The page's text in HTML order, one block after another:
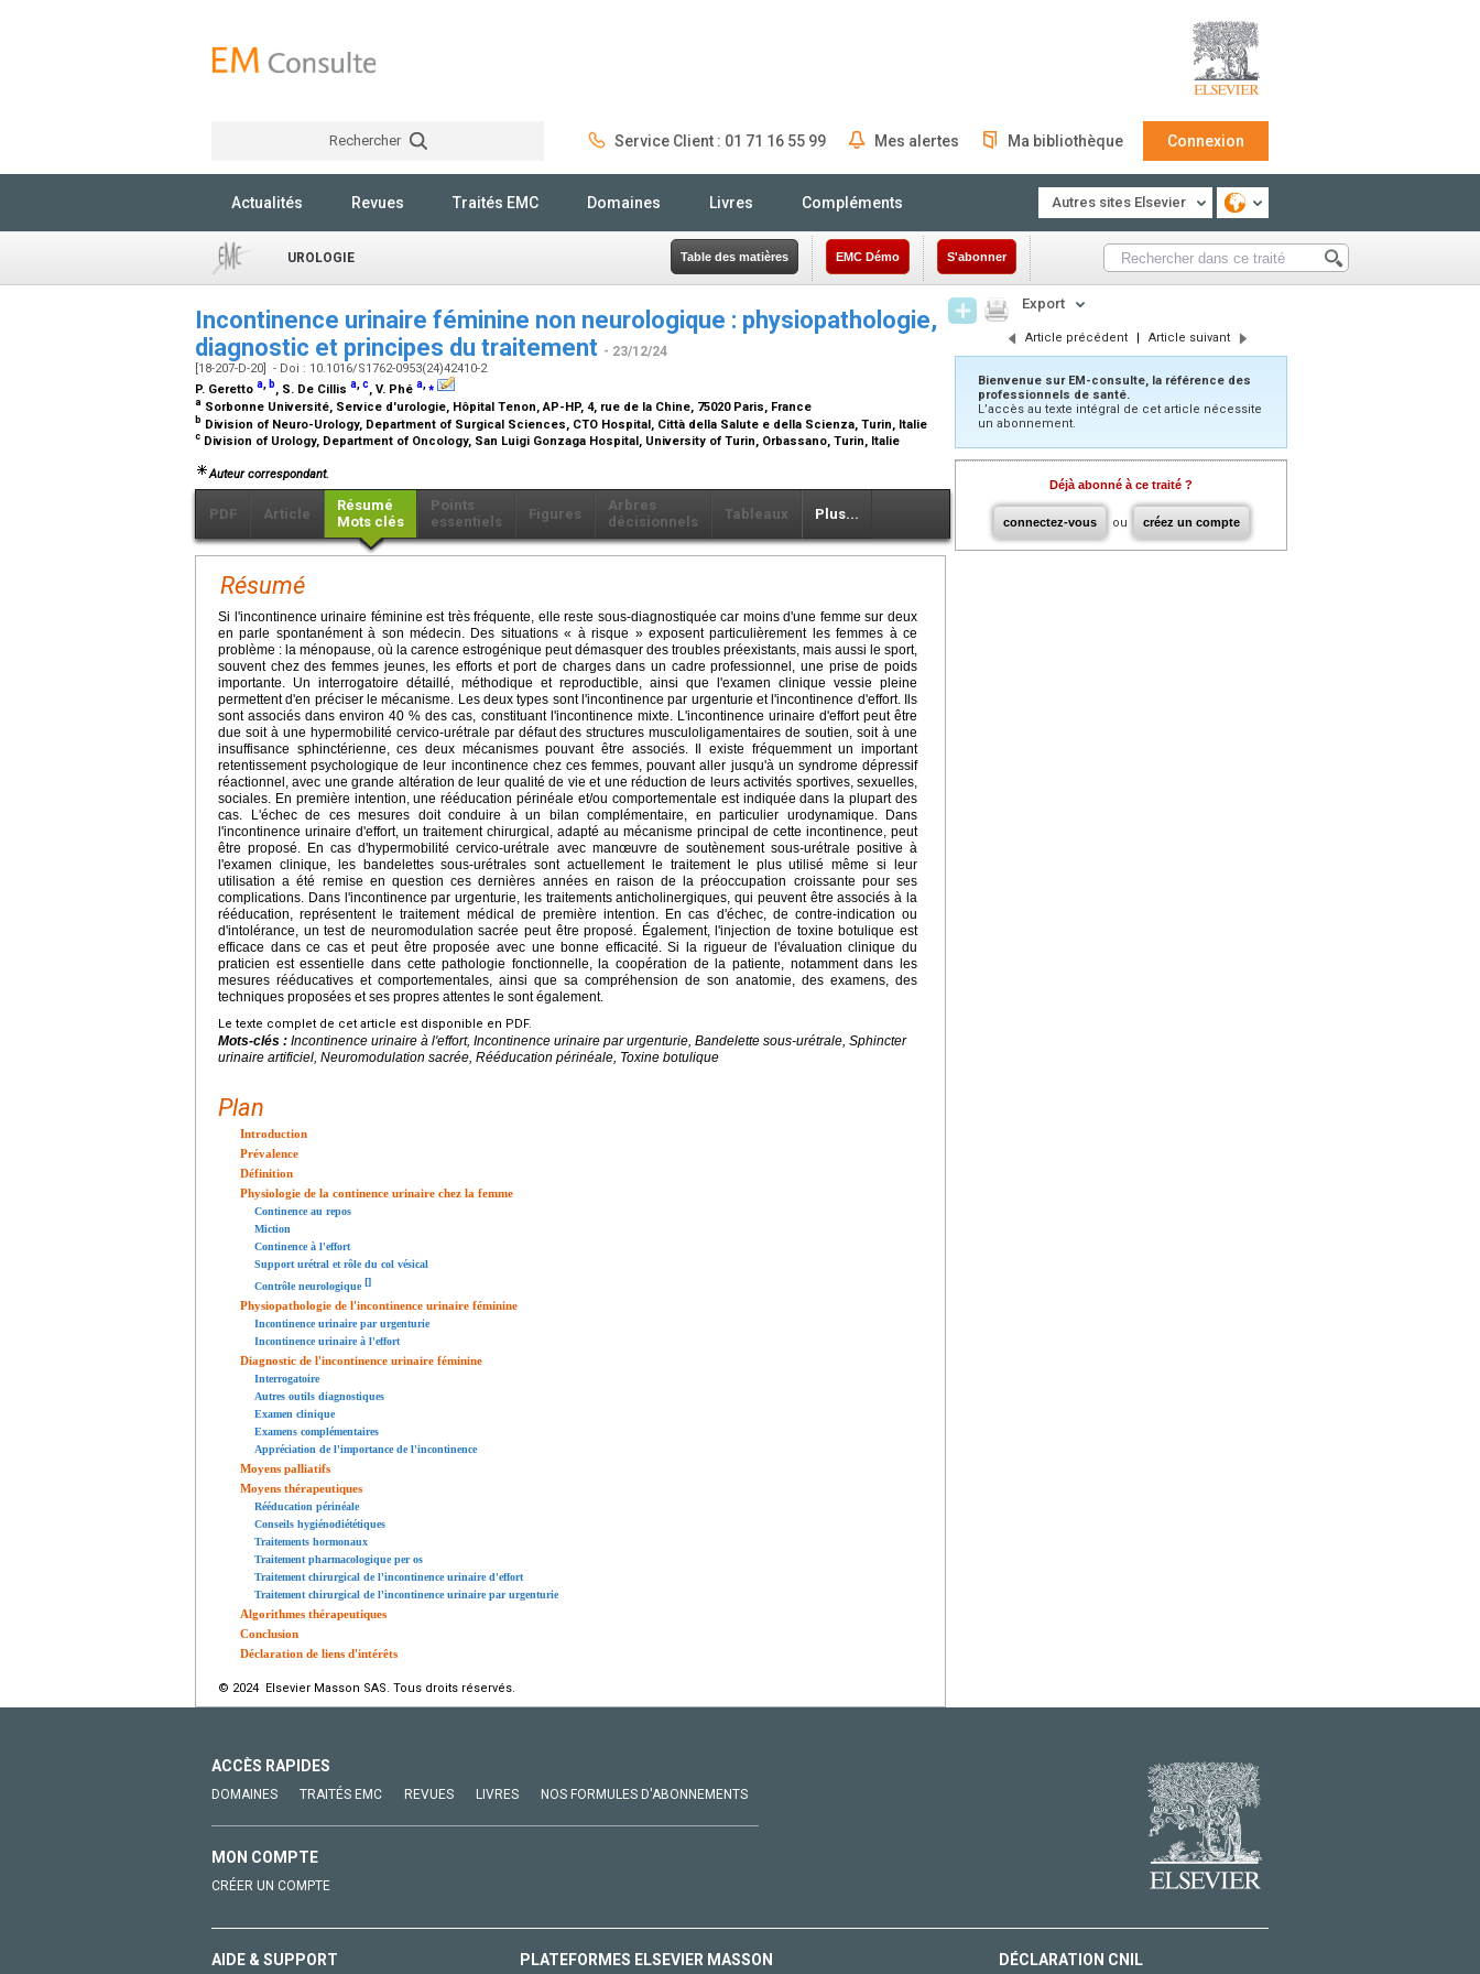
Rechercher Service Client : 01 71 16 55 99 Mes alertes Ma bibliothèque Connexion
Actualités Revues Traités EMC Domaines Livres Compléments Autres sites Elsevier
UROLOGIE Table des matières EMC Démo S'abonner
Incontinence urinaire féminine non neurologique : physiopathologie,
diagnostic et principes du traitement - 23/12/24
[18-207-D-20] - Doi : 10.1016/S1762-0953(24)42410-2
P. Geretto a, b, S. De Cillis a,c, V. Phé a,⁎
a Sorbonne Université, Service d'urologie, Hôpital Tenon, AP-HP, 4, rue de la Chine, 75020 Paris, France
b Division of Neuro-Urology, Department of Surgical Sciences, CTO Hospital, Città della Salute e della Scienza, Turin, Italie
c Division of Urology, Department of Oncology, San Luigi Gonzaga Hospital, University of Turin, Orbassano, Turin, Italie
Auteur correspondant.
PDF Article
Résumé
Mots clés
Points
essentiels
Figures
Arbres
décisionnels
Tableaux Plus...
Résumé
Si l'incontinence urinaire féminine est très fréquente, elle reste sous-diagnostiquée car moins d'une femme sur deux
en parle spontanément à son médecin. Des situations « à risque » exposent particulièrement les femmes à ce
problème : la ménopause, où la carence estrogénique peut démasquer des troubles préexistants, mais aussi le sport,
souvent chez des femmes jeunes, les efforts et port de charges dans un cadre professionnel, une prise de poids
importante. Un interrogatoire détaillé, méthodique et reproductible, ainsi que l'examen clinique vessie pleine
permettent d'en préciser le mécanisme. Les deux types sont l'incontinence par urgenturie et l'incontinence d'effort. Ils
sont associés dans environ 40 % des cas, constituant l'incontinence mixte. L'incontinence urinaire d'effort peut être
due soit à une hypermobilité cervico-urétrale par défaut des structures musculoligamentaires de soutien, soit à une
insuffisance sphinctérienne, ces deux mécanismes pouvant être associés. Il existe fréquemment un important
retentissement psychologique de leur incontinence chez ces femmes, pouvant aller jusqu'à un syndrome dépressif
réactionnel, avec une grande altération de leur qualité de vie et une réduction de leurs activités sportives, sexuelles,
sociales. En première intention, une rééducation périnéale et/ou comportementale est indiquée dans la plupart des
cas. L'échec de ces mesures doit conduire à un bilan complémentaire, en particulier urodynamique. Dans
l'incontinence urinaire d'effort, un traitement chirurgical, adapté au mécanisme principal de cette incontinence, peut
être proposé. En cas d'hypermobilité cervico-urétrale avec manœuvre de soutènement sous-urétrale positive à
l'examen clinique, les bandelettes sous-urétrales sont actuellement le traitement le plus utilisé même si leur
utilisation a été remise en question ces dernières années en raison de la préoccupation croissante pour ses
complications. Dans l'incontinence par urgenturie, les traitements anticholinergiques, qui peuvent être associés à la
rééducation, représentent le traitement médical de première intention. En cas d'échec, de contre-indication ou
d'intolérance, un test de neuromodulation sacrée peut être proposé. Également, l'injection de toxine botulique est
efficace dans ce cas et peut être proposée avec une bonne efficacité. Si la rigueur de l'évaluation clinique du
praticien est essentielle dans cette pathologie fonctionnelle, la coopération de la patiente, notamment dans les
mesures rééducatives et comportementales, ainsi que sa compréhension de son anatomie, des examens, des
techniques proposées et ses propres attentes le sont également.
Le texte complet de cet article est disponible en PDF.
Mots-clés : Incontinence urinaire à l'effort, Incontinence urinaire par urgenturie, Bandelette sous-urétrale, Sphincter
urinaire artificiel, Neuromodulation sacrée, Rééducation périnéale, Toxine botulique
Plan
Introduction
Prévalence
Définition
Physiologie de la continence urinaire chez la femme
Continence au repos
Miction
Continence à l'effort
Support urétral et rôle du col vésical
Contrôle neurologique[]
Physiopathologie de l'incontinence urinaire féminine
Incontinence urinaire par urgenturie
Incontinence urinaire à l'effort
Diagnostic de l'incontinence urinaire féminine
Interrogatoire
Autres outils diagnostiques
Examen clinique
Examens complémentaires
Appréciation de l'importance de l'incontinence
Moyens palliatifs
Moyens thérapeutiques
Rééducation périnéale
Conseils hygiénodiététiques
Traitements hormonaux
Traitement pharmacologique per os
Traitement chirurgical de l'incontinence urinaire d'effort
Traitement chirurgical de l'incontinence urinaire par urgenturie
Algorithmes thérapeutiques
Conclusion
Déclaration de liens d'intérêts
© 2024 Elsevier Masson SAS. Tous droits réservés.
Export
Article précédent | Article suivant
Bienvenue sur EM-consulte, la référence des
professionnels de santé.
L’accès au texte intégral de cet article nécessite
un abonnement.
Déjà abonné à ce traité ?
connectez-vous ou créez un compte
ACCÈS RAPIDES
DOMAINES TRAITÉS EMC REVUES LIVRES NOS FORMULES D'ABONNEMENTS
MON COMPTE
CRÉER UN COMPTE
AIDE & SUPPORT PLATEFORMES ELSEVIER MASSON DÉCLARATION CNIL